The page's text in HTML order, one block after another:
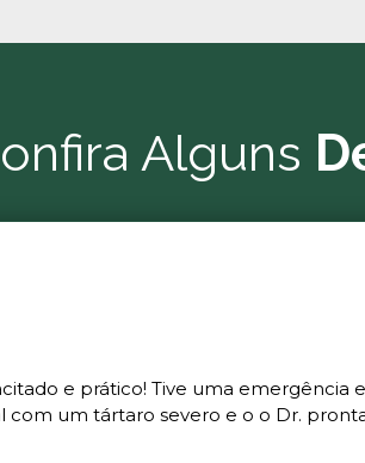
Alguns
e prático! Tive uma emergência
um tártaro severo e o o Dr.